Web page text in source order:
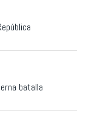
batalla